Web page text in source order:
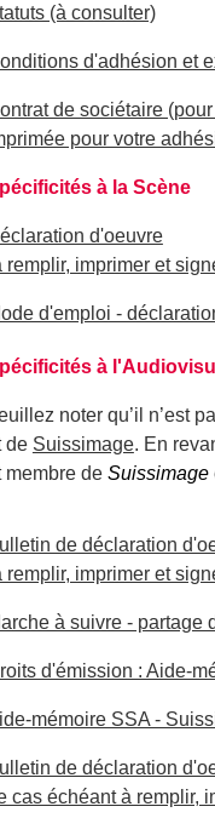
(à consulter)
d'adhésion et
de sociétaire
pour votre
à la Scène
d'oeuvre
remplir, imprimer et
d'emploi -
à
noter qu’il n’est
de Suissimage. En
membre de Suissimage
de déclaration
remplir, imprimer et
à suivre - partage
d'émission : Aide-
mémoire SSA -
de déclaration
cas échéant à remplir,